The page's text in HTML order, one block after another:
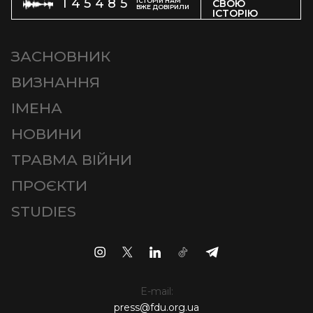
145485
ВЖЕ ДОВІРИЛИ
СВОЮ
ІСТОРІЮ
ЗАСНОВНИК
ВИЗНАННЯ
ІМЕНА
НОВИНИ
ТРАВМА ВІЙНИ
ПРОЄКТИ
STUDIES
E-mail:
press@fdu.org.ua